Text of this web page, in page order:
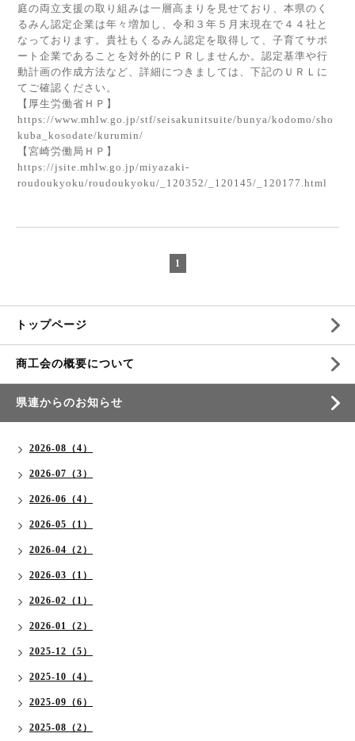
庭の両立支援の取り組みは一層高まりを見せており、本県のく
るみん認定企業は年々増加し、令和３年５月末現在で４４社と
なっております。貴社もくるみん認定を取得して、子育てサポ
ート企業であることを対外的にＰＲしませんか。認定基準や行
動計画の作成方法など、詳細につきましては、下記のＵＲＬに
てご確認ください。
【厚生労働省ＨＰ】
https://www.mhlw.go.jp/stf/seisakunitsuite/bunya/kodomo/sho
kuba_kosodate/kurumin/
【宮崎労働局ＨＰ】
https://jsite.mhlw.go.jp/miyazaki-
roudoukyoku/roudoukyoku/_120352/_120145/_120177.html
1
トップページ
商工会の概要について
県連からのお知らせ
2026-08（4）
2026-07（3）
2026-06（4）
2026-05（1）
2026-04（2）
2026-03（1）
2026-02（1）
2026-01（2）
2025-12（5）
2025-10（4）
2025-09（6）
2025-08（2）